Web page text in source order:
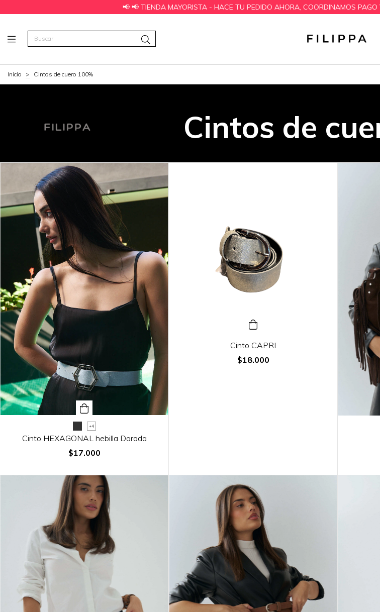
TIENDA MAYORISTA - HACE TU PEDIDO AHORA, COORDINAMOS PAGO Y TE LO DESPACHAMOS EN 24 HS
Inicio > Cintos de cuero 100%
Cintos de
+4
Cinto HEXAGONAL hebilla Dorada
$17.000
Cinto CAPRI
$18.000